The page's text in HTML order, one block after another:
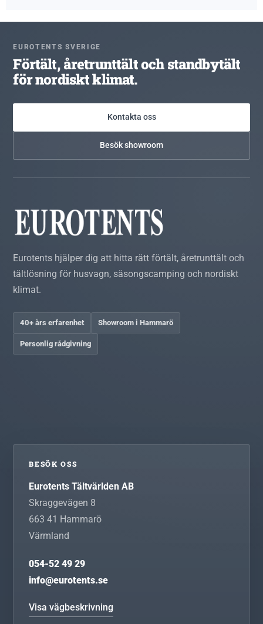
EUROTENTS SVERIGE
Förtält, åretrunttält och standbytält
för nordiskt klimat.
Kontakta oss
Besök showroom
Eurotents hjälper dig att hitta rätt förtält, åretrunttält och
tältlösning för husvagn, säsongscamping och nordiskt
klimat.
40+ års erfarenhet Showroom i Hammarö
Personlig rådgivning
BESÖK OSS
Eurotents Tältvärlden AB
Skraggevägen 8
663 41 Hammarö
Värmland
054-52 49 29
info@eurotents.se
Visa vägbeskrivning